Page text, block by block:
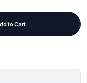
to Cart